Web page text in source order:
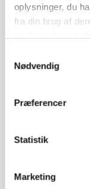
oplysninger, du
fra din brug af
Nødvendig
Præferencer
Statistik
Marketing
Fra mark til